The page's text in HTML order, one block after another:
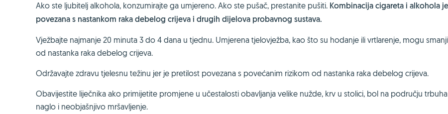
Ako ste ljubitelj alkohola, konzumirajte ga umjereno. Ako ste pušač, prestanite pušiti. Kombinacija cigareta i alkohola je
povezana s nastankom raka debelog crijeva i drugih dijelova probavnog sustava.
Vježbajte najmanje 20 minuta 3 do 4 dana u tjednu. Umjerena tjelovježba, kao što su hodanje ili vrtlarenje, mogu
od nastanka raka debelog crijeva.
Održavajte zdravu tjelesnu težinu jer je pretilost povezana s povećanim rizikom od nastanka raka debelog crijeva.
Obavijestite liječnika ako primijetite promjene u učestalosti obavljanja velike nužde, krv u stolici, bol na području
naglo i neobjašnjivo mršavljenje.